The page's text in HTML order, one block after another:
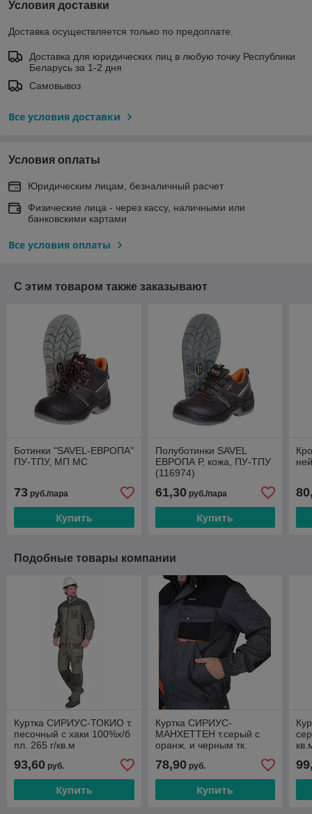
Условия доставки
Доставка осуществляется только по предоплате.
Доставка для юридических лиц в любую точку Республики
Беларусь за 1-2 дня
Самовывоз
Все условия доставки
Условия оплаты
Юридическим лицам, безналичный расчет
Физические лица - через кассу, наличными или
банковскими картами
Все условия оплаты
С этим товаром также заказывают
Ботинки "SAVEL-ЕВРОПА"
ПУ-ТПУ, МП МС
73 руб./пара
Купить
Полуботинки SAVEL
ЕВРОПА Р, кожа, ПУ-ТПУ
(116974)
61,30руб./пара
Купить
Подобные товары компании
Куртка СИРИУС-ТОКИО т.
песочный с хаки 100%х/б
пл. 265 г/кв.м
93,60 руб.
Купить
Куртка СИРИУС-
МАНХЕТТЕН т.серый с
оранж. и черным тк.
78,90руб.
Купить